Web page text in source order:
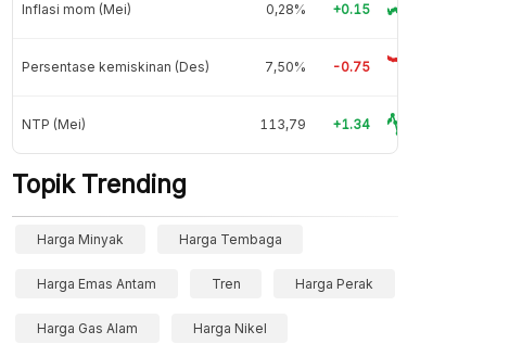
Inflasi mom (Mei) 0,28% +0.15
Persentase kemiskinan (Des) 7,50% -0.75
NTP (Mei) 113,79 +1.34
Topik Trending
Harga Minyak Harga Tembaga
Harga Emas Antam Tren Harga Perak
Harga Gas Alam Harga Nikel